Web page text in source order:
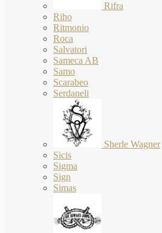
Rifra
Riho
Ritmonio
Roca
Salvatori
Sameca AB
Samo
Scarabeo
Serdaneli
Sherle Wagner
Sicis
Sigma
Sign
Simas